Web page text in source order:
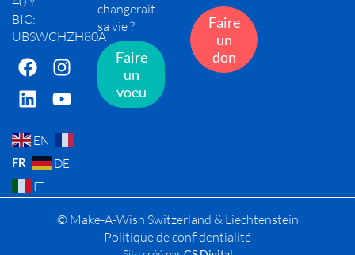
BIC:
UBSWCHZH80A
EN
FR
DE
IT
changerait
sa vie ?
Faire
un
voeu
Faire
un
don
© Make-A-Wish Switzerland & Liechtenstein
Politique de confidentialité